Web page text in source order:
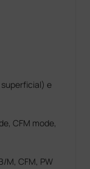
e
CFM mode,
M, CFM, PW